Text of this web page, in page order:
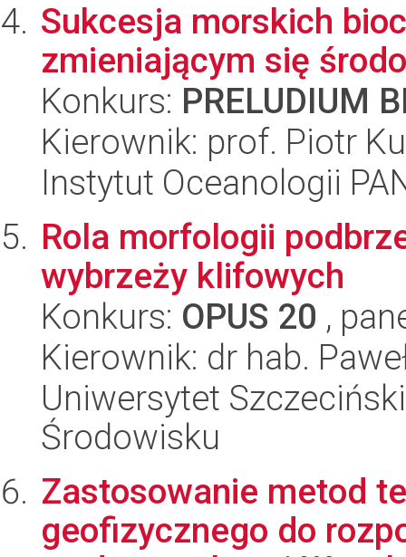
Sukcesja morskich
zmieniającym się
Konkurs: PRELUDIUM
Kierownik: prof. Piotr
Instytut Oceanologii
Rola morfologii
wybrzeży klifowych
Konkurs: OPUS 20 ,
Kierownik: dr hab.
Uniwersytet
Środowisku
Zastosowanie metod
geofizycznego do